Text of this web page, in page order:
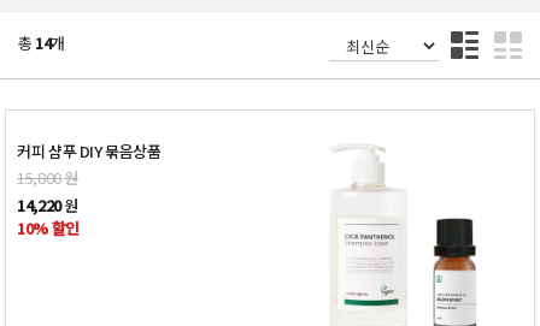
총 14개
커피 샴푸 DIY 묶음상품
15,800원
14,220원
10% 할인